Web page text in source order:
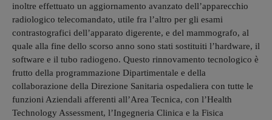
inoltre effettuato un aggiornamento avanzato dell’apparecchio
radiologico telecomandato, utile fra l’altro per gli esami
contrastografici dell’apparato digerente, e del mammografo, al
quale alla fine dello scorso anno sono stati sostituiti l’hardware, il
software e il tubo radiogeno. Questo rinnovamento tecnologico è
frutto della programmazione Dipartimentale e della
collaborazione della Direzione Sanitaria ospedaliera con tutte le
funzioni Aziendali afferenti all’Area Tecnica, con l’Health
Technology Assessment, l’Ingegneria Clinica e la Fisica